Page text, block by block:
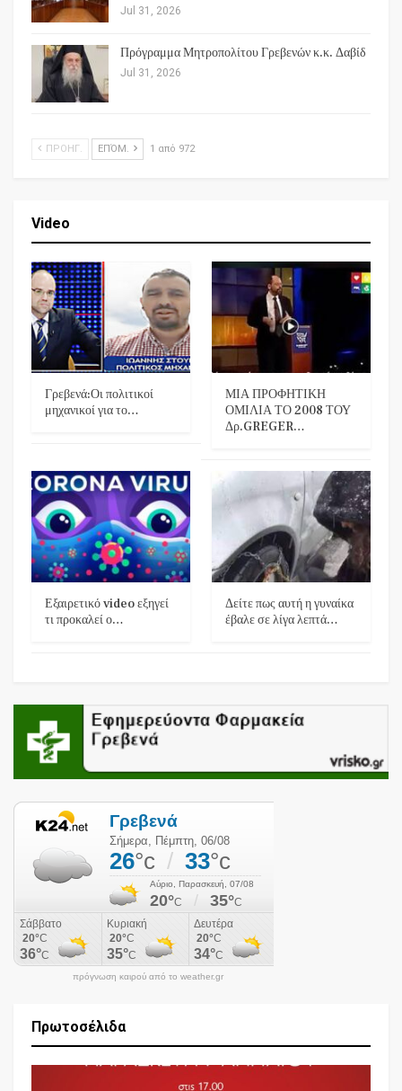
Jul 31, 2026
Πρόγραμμα Μητροπολίτου Γρεβενών κ.κ. Δαβίδ
Jul 31, 2026
ΠΡΟΗΓ. ΕΠΌΜ. 1 από 972
Video
Γρεβενά:Οι πολιτικοί
μηχανικοί για το…
ΜΙΑ ΠΡΟΦΗΤΙΚΗ
ΟΜΙΛΙΑ ΤΟ 2008 ΤΟΥ
Δρ.GREGER…
Εξαιρετικό video εξηγεί
τι προκαλεί ο…
Δείτε πως αυτή η γυναίκα
έβαλε σε λίγα λεπτά…
πρόγνωση καιρού από το weather.gr
Πρωτοσέλιδα